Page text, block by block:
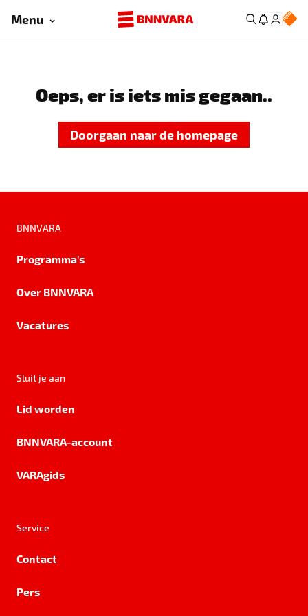
Menu
Oeps, er is iets mis gegaan..
Doorgaan naar de homepage
BNNVARA
Programma's
Over BNNVARA
Vacatures
Sluit je aan
Lid worden
BNNVARA-account
VARAgids
Service
Contact
Pers